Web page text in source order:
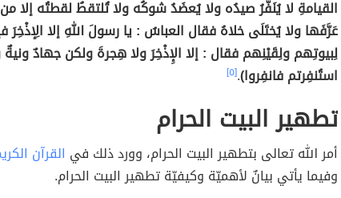
القيامةِ لا يُنَفَّرُ صيدُه ولا يُعضَدُ شوكُه ولا تُلتقطُ لقطتُه إلا من
عَرَّفَها ولا يُختَلَى خلاهُ فقال العباسُ : يا رسولَ اللهِ إلا الِإذْخِرَ
لِبيوتِهم ولِقَيْنِهم فقال : إلا الإِذْخِرَ ولا هِجرةَ ولكن جهادٌ ونيةٌ
استُنفِرتم فانفِروا).[٥]
تطهير البيت الحرام
أمر الله تعالى بتطهير البيت الحرام، وورد ذلك في القرآن
وفيما يأتي بيانٌ لأهميّة وكيفيّة تطهير البيت الحرام.